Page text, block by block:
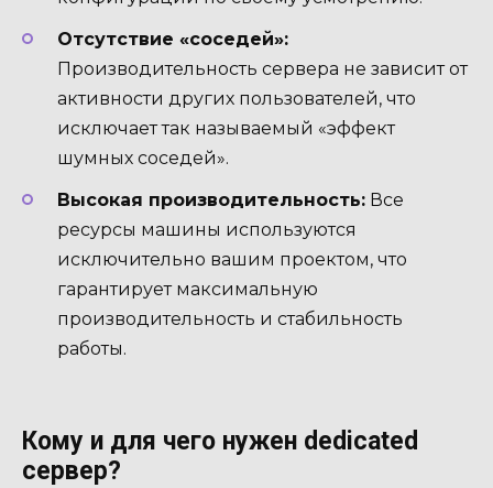
Отсутствие «соседей»:
Производительность сервера не зависит от
активности других пользователей, что
исключает так называемый «эффект
шумных соседей».
Высокая производительность: Все
ресурсы машины используются
исключительно вашим проектом, что
гарантирует максимальную
производительность и стабильность
работы.
Кому и для чего нужен dedicated
сервер?